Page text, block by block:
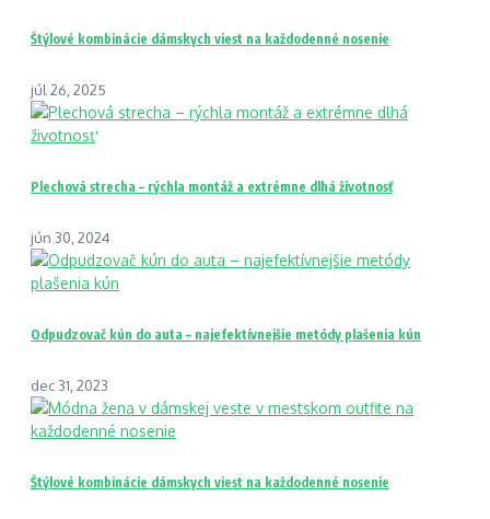
Štýlové kombinácie dámskych viest na každodenné nosenie
júl 26, 2025
Plechová strecha – rýchla montáž a extrémne dlhá životnosť
jún 30, 2024
Odpudzovač kún do auta – najefektívnejšie metódy plašenia kún
dec 31, 2023
Štýlové kombinácie dámskych viest na každodenné nosenie